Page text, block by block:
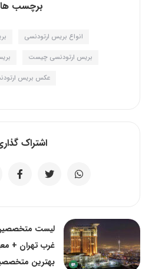
برچسب
انواع بریس ارتودنسی
بریس ارتودنسی چیست
عکس بریس
اشتراک
لیست
غرب تهران +
بهترین